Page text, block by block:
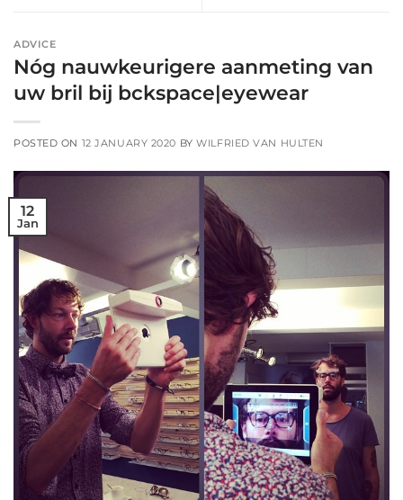
ADVICE
Nóg nauwkeurigere aanmeting van
uw bril bij bckspace|eyewear
POSTED ON 12 JANUARY 2020 BYWILFRIED VAN HULTEN
12
Jan